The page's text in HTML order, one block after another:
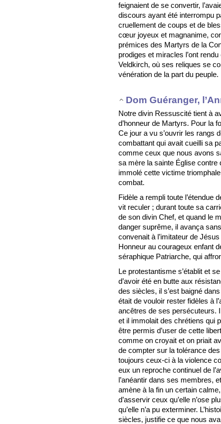
feignaient de se convertir,
discours ayant été interrompu
cruellement de coups et de
cœur joyeux et magnanime,
prémices des Martyrs de la
prodiges et miracles l’ont
Veldkirch, où ses reliques se
vénération de la part du peuple.
Dom Guéranger,
Notre divin Ressuscité tient à
d’honneur de Martyrs. Pour la
Ce jour a vu s’ouvrir les rangs
combattant qui avait cueilli sa
comme ceux que nous avons
sa mère la sainte Église
immolé cette victime
combat.
Fidèle a rempli toute l’étendue
vit reculer ; durant toute sa
de son divin Chef, et quand le
danger suprême, il avança
convenait à l’imitateur de
Honneur au courageux enfant
séraphique Patriarche, qui
Le protestantisme s’établit et
d’avoir été en butte aux
des siècles, il s’est baigné
était de vouloir rester fidèles à
ancêtres de ses persécuteurs.
et il immolait des chrétiens qui
être permis d’user de cette
comme on croyait et on priait
de compter sur la tolérance
toujours ceux-ci à la violence
eux un reproche continuel de
l’anéantir dans ses membres,
amène à la fin un certain
d’asservir ceux qu’elle n’ose
qu’elle n’a pu exterminer.
siècles, justifie ce que nous